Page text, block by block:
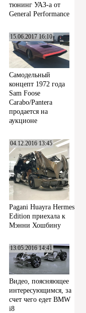
тюнинг УАЗ-а от
General Performance
15.06.2017 16:10
Самодельный
концепт 1972 года
Sam Foose
Carabo/Pantera
продается на
аукционе
04.12.2016 13:45
Pagani Huayra Hermes
Edition приехала к
Мэнни Хошбину
13.05.2016 14:41
Видео, поясняющее
интересующимся, за
счет чего едет BMW
i8